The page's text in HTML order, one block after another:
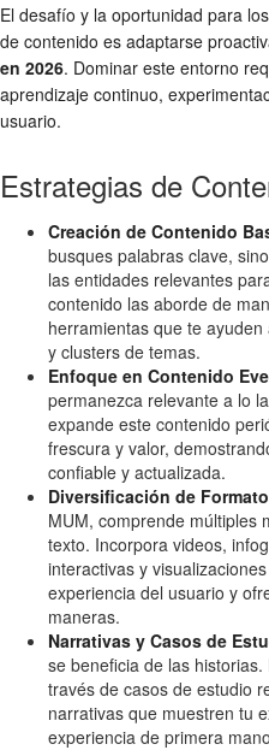
El desafío y la oportunidad para
de contenido es adaptarse
en 2026. Dominar este entorno
aprendizaje continuo,
usuario.
Estrategias de
Creación de Contenido
busques palabras clave,
las entidades relevantes
contenido las aborde de
herramientas que te
y clusters de temas.
Enfoque en Contenido
permanezca relevante a lo
expande este contenido
frescura y valor,
confiable y actualizada.
Diversificación de
MUM, comprende múltiples
texto. Incorpora videos,
interactivas y
experiencia del usuario y
maneras.
Narrativas y Casos de
se beneficia de las
través de casos de estudio
narrativas que muestren tu
experiencia de primera